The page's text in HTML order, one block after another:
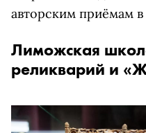
авторским приёмам
Лиможская
реликварий и